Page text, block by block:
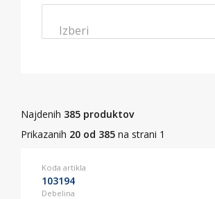
Izberi
Najdenih 385 produktov
Prikazanih 20 od 385 na strani 1
Koda artikla
103194
Debelina